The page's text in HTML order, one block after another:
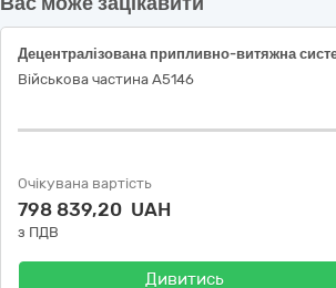
Військова частина А5146
Очікувана вартість
798 839,20 UAH
з ПДВ
Дивитись